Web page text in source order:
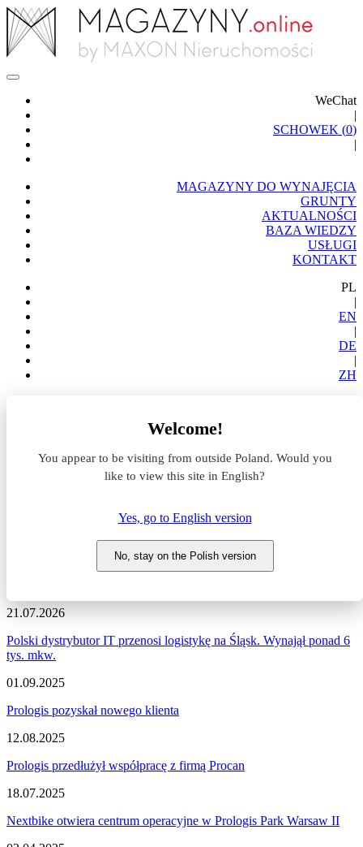
WeChat
|
SCHOWEK (0)
|
MAGAZYNY DO WYNAJĘCIA
GRUNTY
AKTUALNOŚCI
BAZA WIEDZY
USŁUGI
KONTAKT
PL
|
EN
|
DE
|
ZH
Welcome!
You appear to be visiting from outside Poland. Would you
like to view this site in English?
Yes, go to English version
No, stay on the Polish version
Aktualności z rynku
Zapraszamy do zapoznania się z najnowszymi informacjami
dotyczącymi sytuacji na rynku komercyjnym, nowymi projektami
deweloperskimi, a także wydarzeniami i zmianami na naszym
21.07.2026
Polski dystrybutor IT przenosi logistykę na Śląsk. Wynajął ponad 6
tys. mkw.
01.09.2025
Prologis pozyskał nowego klienta
12.08.2025
Prologis przedłużył współpracę z firmą Procan
18.07.2025
Nextbike otwiera centrum operacyjne w Prologis Park Warsaw II